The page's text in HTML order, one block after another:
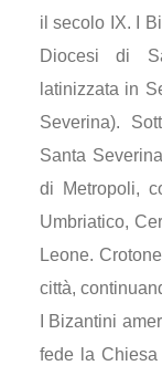
il secolo IX. I
Diocesi di
latinizzata in
Severina).
Santa
di Metropoli,
Umbriatico,
Leone.
città,
I Bizantini
fede la